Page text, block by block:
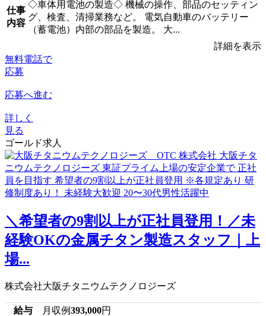
仕事
内容
◇車体用電池の製造◇ 機械の操作、部品のセッティン
グ、検査、清掃業務など。 電気自動車のバッテリー
（蓄電池）内部の部品を製造。 大...
詳細を表示
無料電話で
応募
応募へ進む
詳しく
見る
ゴールド求人
＼希望者の9割以上が正社員登用！／未
経験OKの金属チタン製造スタッフ｜上
場...
株式会社大阪チタニウムテクノロジーズ
給与 月収例393,000円